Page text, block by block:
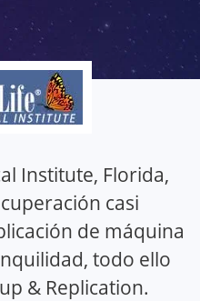
Institute, Florida,
casi
de máquina
todo ello
& Replication.